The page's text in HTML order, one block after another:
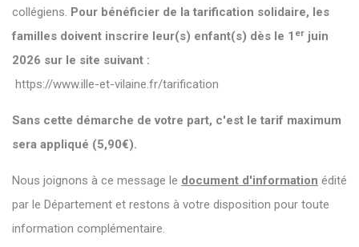
collégiens. Pour bénéficier de la tarification solidaire, les
familles doivent inscrire leur(s) enfant(s) dès le 1 er juin
2026 sur le site suivant :
https://www.ille-et-vilaine.fr/tarification
Sans cette démarche de votre part, c'est le tarif maximum
sera appliqué (5,90€).
Nous joignons à ce message le document d'information édité
par le Département et restons à votre disposition pour toute
information complémentaire.